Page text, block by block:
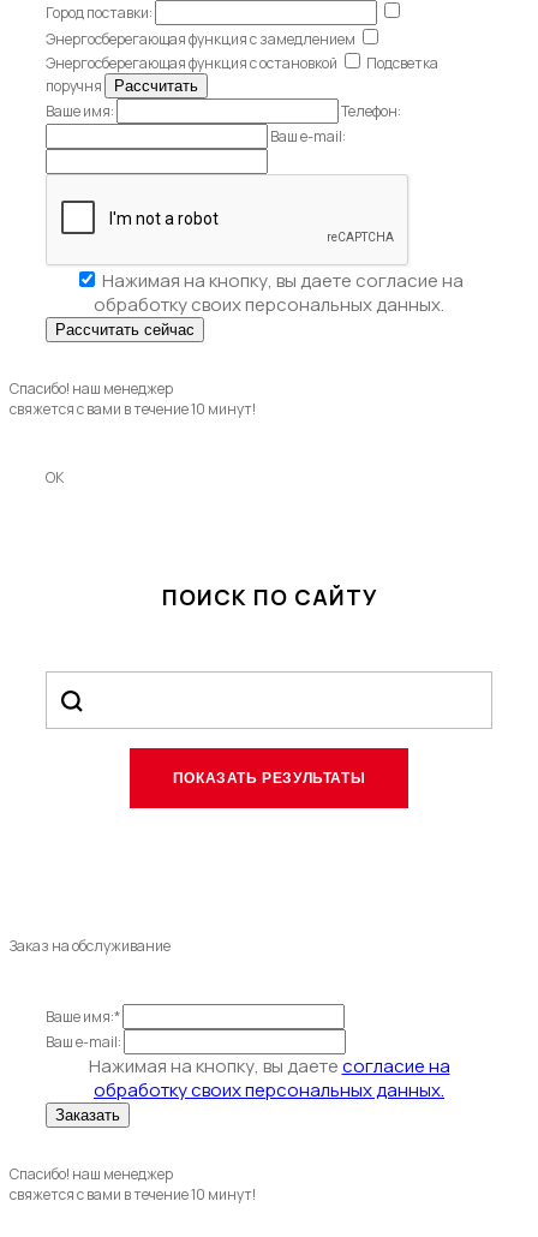
Город поставки:
Энергосберегающая функция с замедлением
Энергосберегающая функция с остановкой
Подсветка
поручня
Ваше имя:
Телефон:
Ваш e-mail:
Нажимая на кнопку, вы даете согласие на
обработку своих персональных данных.
Спасибо! наш менеджер
свяжется с вами в течение 10 минут!
OK
ПОИСК ПО САЙТУ
Заказ на обслуживание
Ваше имя:*
Ваш e-mail:
Нажимая на кнопку, вы даетесогласие на
обработку своих персональных данных.
Спасибо! наш менеджер
свяжется с вами в течение 10 минут!